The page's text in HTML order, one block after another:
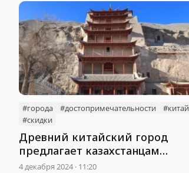
#города #достопримечательности
#китай
#скидки
Древний китайский город
предлагает казахстанцам
скидки на посещение
4 декабря 2024 · 11:20